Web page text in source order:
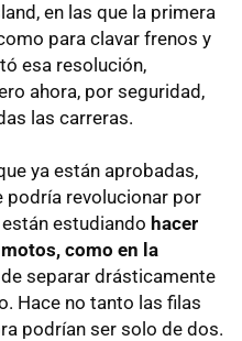
en las que la primera
para clavar frenos y
esa resolución,
ahora, por seguridad,
las carreras.
ya están aprobadas,
podría revolucionar por
estudiando hacer
como en la
separar drásticamente
Hace no tanto las filas
podrían ser solo de dos.